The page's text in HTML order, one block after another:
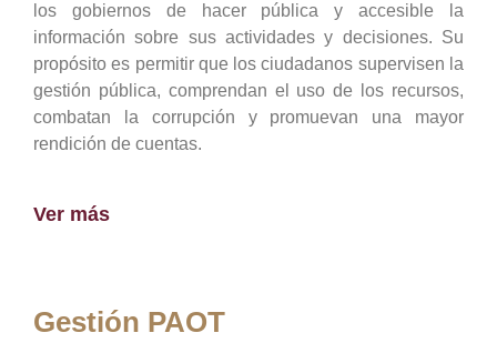
los gobiernos de hacer pública y accesible la
información sobre sus actividades y decisiones. Su
propósito es permitir que los ciudadanos supervisen la
gestión pública, comprendan el uso de los recursos,
combatan la corrupción y promuevan una mayor
rendición de cuentas.
Ver más
Gestión PAOT